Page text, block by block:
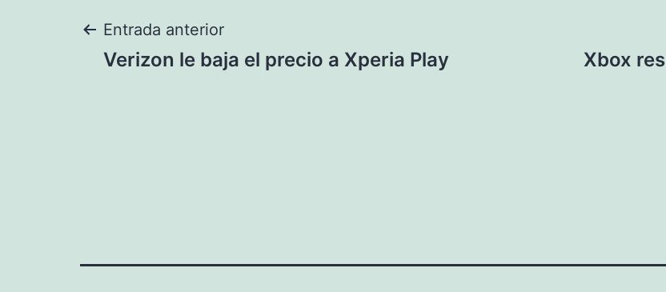
Navegación
Entrada anterior
Verizon le baja el precio a Xperia Play Xbox